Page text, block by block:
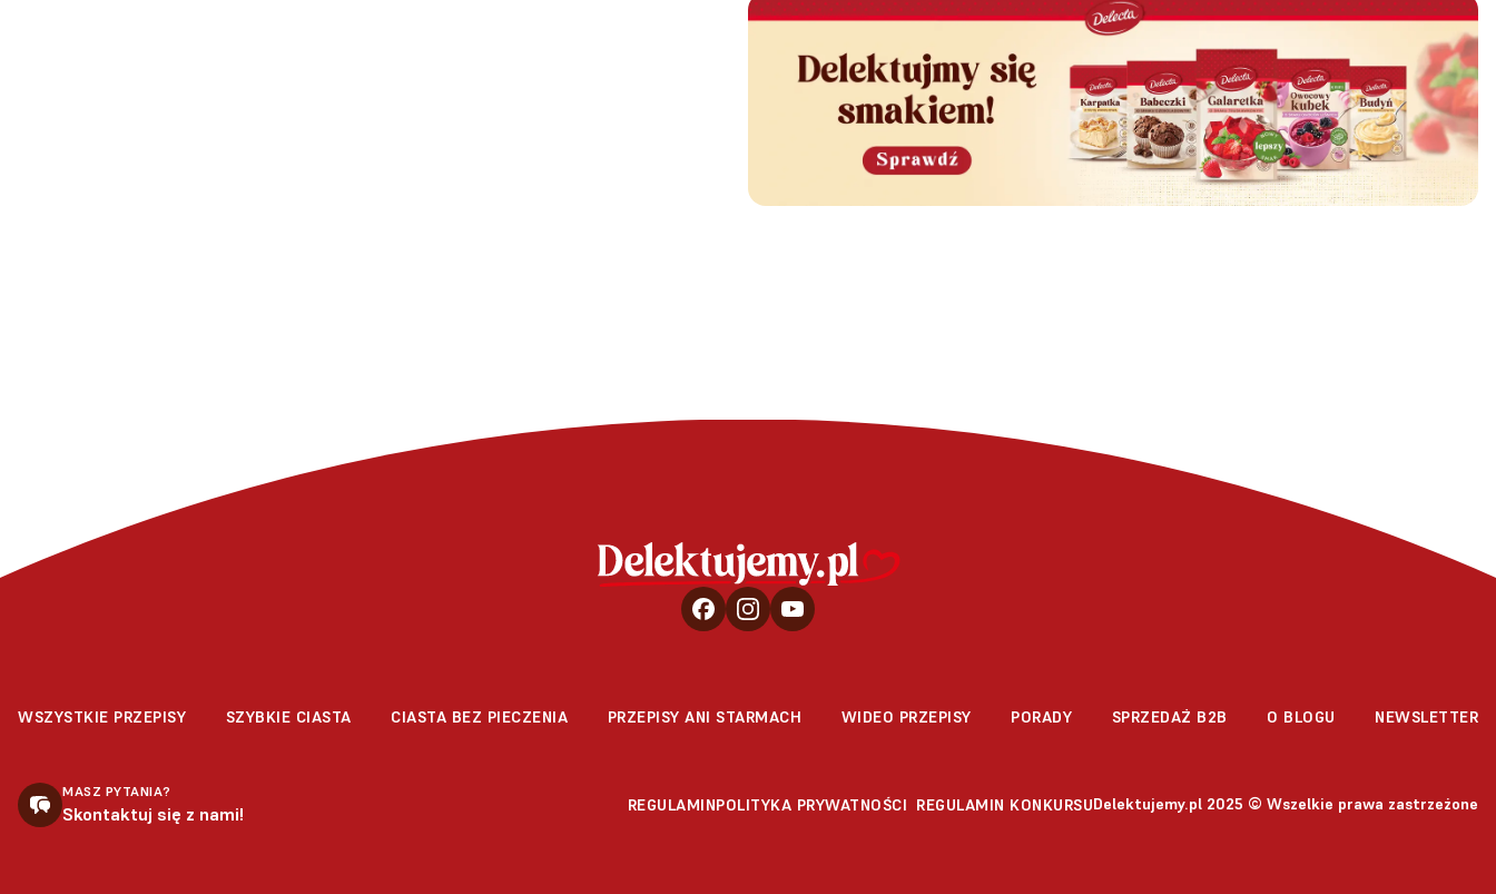
WSZYSTKIE PRZEPISY SZYBKIE CIASTA CIASTA BEZ PIECZENIA PRZEPISY ANI STARMACH WIDEO PRZEPISY PORADY SPRZEDAŻ B2B O BLOGU NEWSLETTER
MASZ PYTANIA?
Skontaktuj się z nami! REGULAMINPOLITYKA PRYWATNOŚCI REGULAMIN KONKURSUDelektujemy.pl 2025 © Wszelkie prawa zastrzeżone